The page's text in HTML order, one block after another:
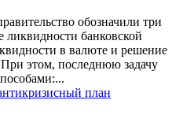
обозначили три
ликвидности банковской
в валюте и решение
этом, последнюю задачу
план